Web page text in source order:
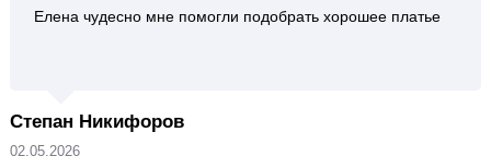
Елена чудесно мне помогли подобрать хорошее платье
Степан Никифоров
02.05.2026